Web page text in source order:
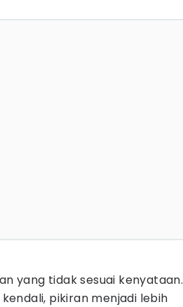
yang tidak sesuai kenyataan.
pikiran menjadi lebih